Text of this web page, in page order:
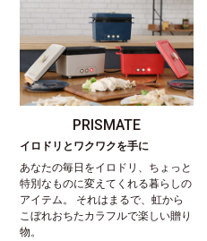
PRISMATE
イロドリとワクワクを手に
あなたの毎日をイロドリ、ちょっと
特別なものに変えてくれる暮らしの
アイテム。 それはまるで、虹から
こぼれおちたカラフルで楽しい贈り
物。